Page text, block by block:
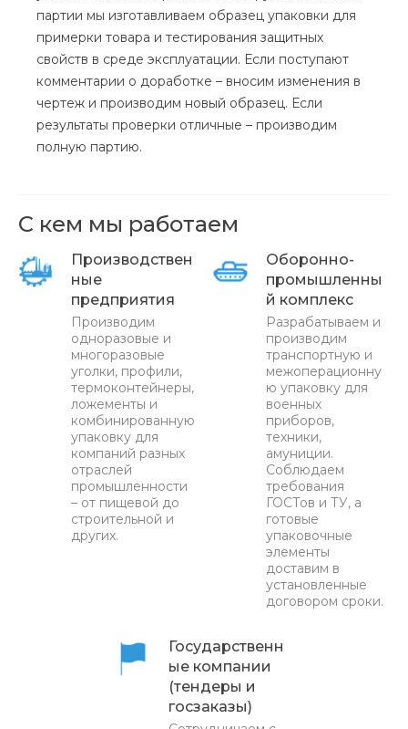
партии мы изготавливаем образец упаковки для
примерки товара и тестирования защитных
свойств в среде эксплуатации. Если поступают
комментарии о доработке – вносим изменения в
чертеж и производим новый образец. Если
результаты проверки отличные – производим
полную партию.
С кем мы работаем
Производствен
ные
предприятия
Производим
одноразовые и
многоразовые
уголки, профили,
термоконтейнеры,
ложементы и
комбинированную
упаковку для
компаний разных
отраслей
промышленности
– от пищевой до
строительной и
других.
Оборонно-
промышленны
й комплекс
Разрабатываем и
производим
транспортную и
межоперационну
ю упаковку для
военных
приборов,
техники,
амуниции.
Соблюдаем
требования
ГОСТов и ТУ, а
готовые
упаковочные
элементы
доставим в
установленные
договором сроки.
Государственн
ые компании
(тендеры и
госзаказы)